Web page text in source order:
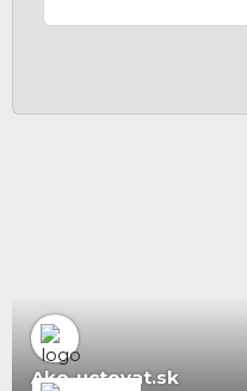
Ako-uctovat.sk